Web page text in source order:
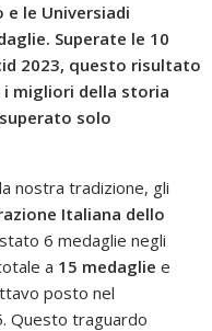
e le Universiadi
Superate le 10
2023, questo risultato
migliori della storia
solo
nostra tradizione, gli
Italiana dello
6 medaglie negli
a 15 medaglie e
posto nel
Questo traguardo